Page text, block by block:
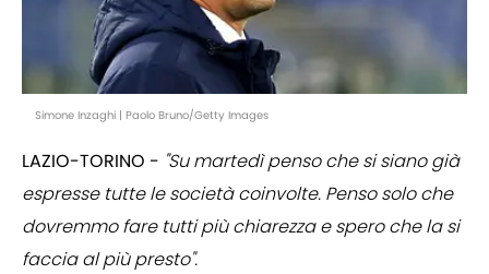
Simone Inzaghi | Paolo Bruno/Getty Images
LAZIO-TORINO - "Su martedì penso che si siano già
espresse tutte le società coinvolte. Penso solo che
dovremmo fare tutti più chiarezza e spero che la si
faccia al più presto".